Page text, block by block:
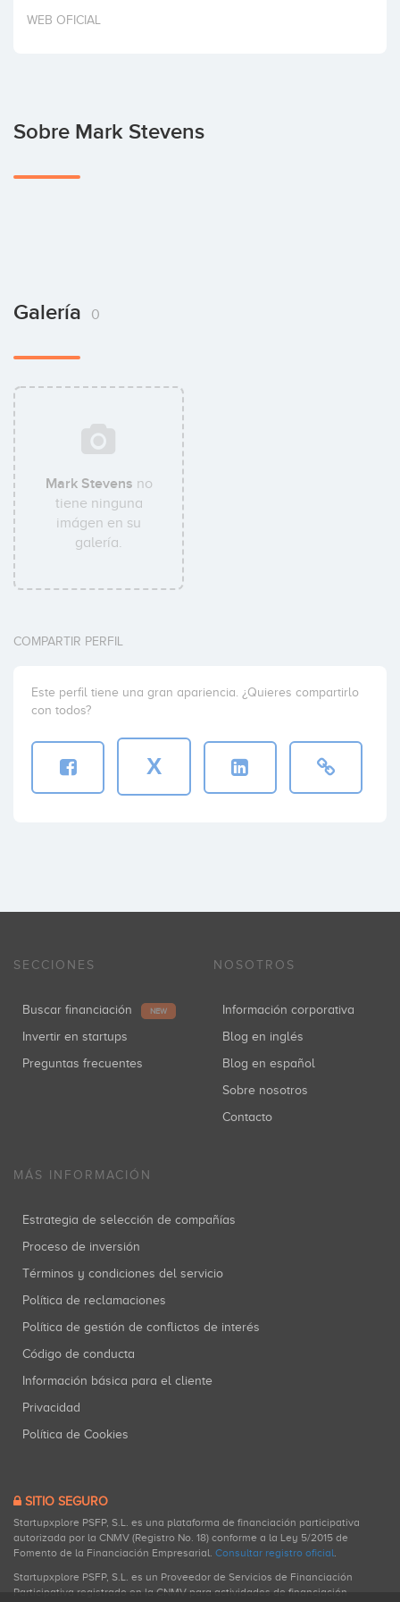
Invertir
WEB OFICIAL
Sobre Mark Stevens
Galería 0
Mark Stevens no
tiene ninguna
imágen en su
galería.
COMPARTIR PERFIL
Este perfil tiene una gran apariencia. ¿Quieres compartirlo
con todos?
X
SECCIONES
Buscar financiación NEW
Invertir en startups
Preguntas frecuentes
NOSOTROS
Información corporativa
Blog en inglés
Blog en español
Sobre nosotros
Contacto
MÁS INFORMACIÓN
Estrategia de selección de compañías
Proceso de inversión
Términos y condiciones del servicio
Política de reclamaciones
Política de gestión de conflictos de interés
Código de conducta
Información básica para el cliente
Privacidad
Política de Cookies
SITIO SEGURO
Startupxplore PSFP, S.L. es una plataforma de financiación participativa
autorizada por la CNMV (Registro No. 18) conforme a la Ley 5/2015 de
Fomento de la Financiación Empresarial. Consultar registro oficial.
Startupxplore PSFP, S.L. es un Proveedor de Servicios de Financiación
Participativa registrado en la CNMV para actividades de financiación